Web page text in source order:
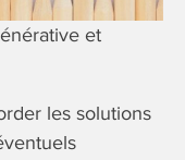
et
les solutions